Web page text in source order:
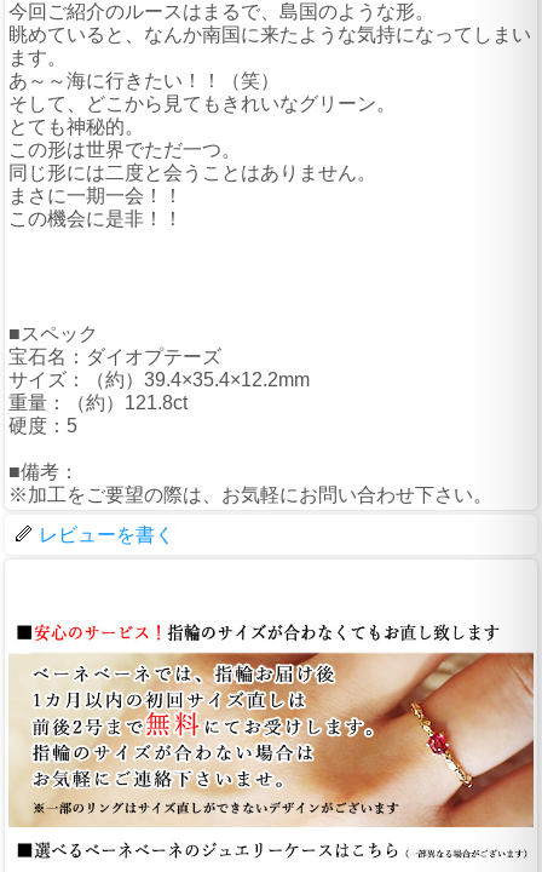
今回ご紹介のルースはまるで、島国のような形。
眺めていると、なんか南国に来たような気持になってしまい
ます。
あ～～海に行きたい！！（笑）
そして、どこから見てもきれいなグリーン。
とても神秘的。
この形は世界でただ一つ。
同じ形には二度と会うことはありません。
まさに一期一会！！
この機会に是非！！
■スペック
宝石名：ダイオプテーズ
サイズ：（約）39.4×35.4×12.2mm
重量：（約）121.8ct
硬度：5
■備考：
※加工をご要望の際は、お気軽にお問い合わせ下さい。
レビューを書く